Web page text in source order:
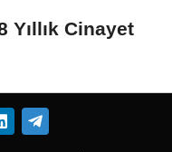
Yıllık Cinayet